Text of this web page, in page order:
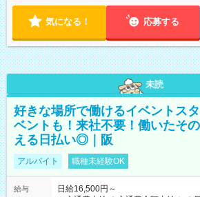
気になる！ 応募する
未読
好きな場所で働けるイベントス
ベントも！来社不要！働いたそ
える日払い◎｜阪
アルバイト 職種未経験OK
給与
日給16,500円～